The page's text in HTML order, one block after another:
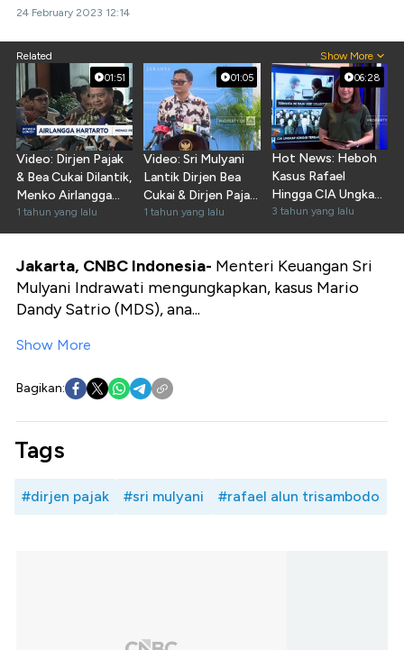
24 February 2023 12:14
Related Show More
01:51
Video: Dirjen Pajak
& Bea Cukai Dilantik,
Menko Airlangga
Buka Suara
1 tahun yang lalu
01:05
Video: Sri Mulyani
Lantik Dirjen Bea
Cukai & Dirjen Pajak
Hari Ini
1 tahun yang lalu
06:28
Hot News: Heboh
Kasus Rafael
Hingga CIA Ungkap
Kondisi Putin
3 tahun yang lalu
Jakarta, CNBC Indonesia- Menteri Keuangan Sri
Mulyani Indrawati mengungkapkan, kasus Mario
Dandy Satrio (MDS), ana...
Show More
Bagikan:
Tags
#dirjen pajak #sri mulyani #rafael alun trisambodo